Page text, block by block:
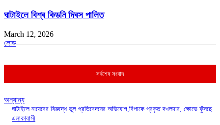
ঘাটাইলে বিশ্ব কিডনি দিবস পালিত
March 12, 2026
লোড
সর্বশেষ সংবাদ
অন্যান্য
ঘাটাইলে নায়েবের বিরুদ্ধে ভুল প্রতিবেদনের অভিযোগ,বিপাকে প্রকৃত দখলদার, ক্ষোভে ফুঁসছে
এলাকাবাসী